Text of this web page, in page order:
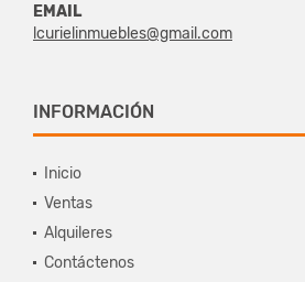
EMAIL
lcurielinmuebles@gmail.com
INFORMACIÓN
Inicio
Ventas
Alquileres
Contáctenos